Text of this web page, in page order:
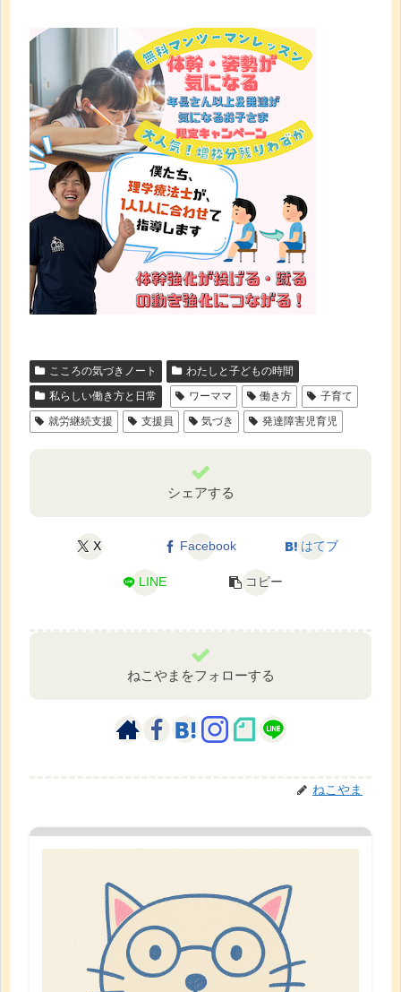
こころの気づきノート
わたしと子どもの時間
私らしい働き方と日常
ワーママ 働き方
子育て
就労継続支援
支援員 気づき 発達障害児育児
シェアする
X Facebook はてブ
LINE コピー
ねこやまをフォローする
ねこやま